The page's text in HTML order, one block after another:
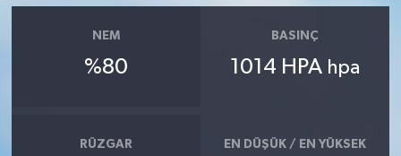
NEM
%80
BASINÇ
1014 HPA hpa
RÜZGAR EN DÜŞÜK / EN YÜKSEK